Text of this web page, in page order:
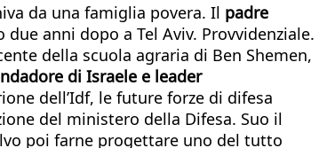
da una famiglia povera. Il padre
anni dopo a Tel Aviv. Provvidenziale.
della scuola agraria di Ben Shemen,
di Israele e leader
dell’Idf, le future forze di difesa
del ministero della Difesa. Suo il
poi farne progettare uno del tutto